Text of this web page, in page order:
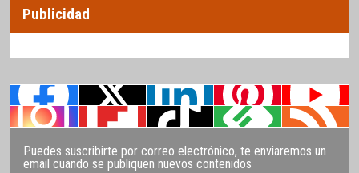
Publicidad
Puedes suscribirte por correo electrónico, te enviaremos un
email cuando se publiquen nuevos contenidos